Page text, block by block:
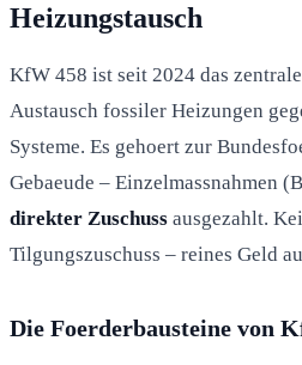
Heizungstausch
KfW 458 ist seit 2024 das
Austausch fossiler Heizungen
Systeme. Es gehoert zur
Gebaeude – Einzelmassnahmen
direkter Zuschuss ausgezahlt.
Tilgungszuschuss – reines Geld
Die Foerderbausteine von